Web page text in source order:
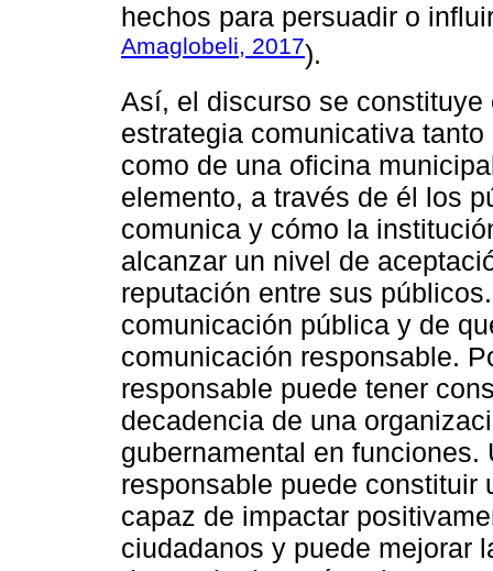
hechos para persuadir o
Amaglobeli, 2017).
Así, el discurso se
estrategia comunicativa
como de una oficina
elemento, a través de él los
comunica y cómo la
alcanzar un nivel de
reputación entre sus
comunicación pública y de
comunicación responsable.
responsable puede tener
decadencia de una
gubernamental en
responsable puede constituir
capaz de impactar
ciudadanos y puede mejorar